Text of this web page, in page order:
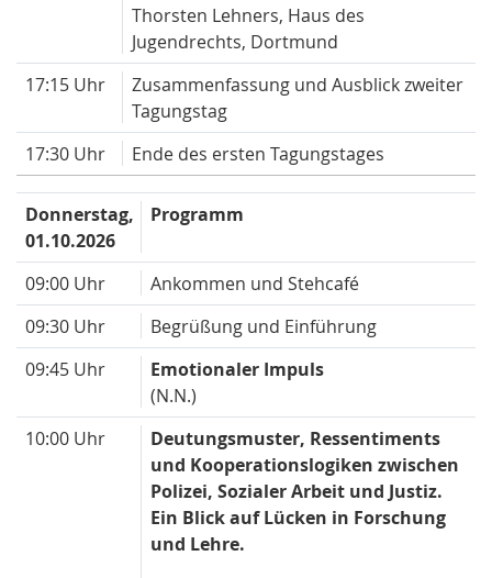
Thorsten Lehners, Haus des
Jugendrechts, Dortmund
17:15 Uhr
Zusammenfassung und Ausblick zweiter
Tagungstag
17:30 Uhr
Ende des ersten Tagungstages
Donnerstag,
01.10.2026
Programm
09:00 Uhr
Ankommen und Stehcafé
09:30 Uhr
Begrüßung und Einführung
09:45 Uhr
Emotionaler Impuls
(N.N.)
10:00 Uhr
Deutungsmuster, Ressentiments
und Kooperationslogiken zwischen
Polizei, Sozialer Arbeit und Justiz.
Ein Blick auf Lücken in Forschung
und Lehre.